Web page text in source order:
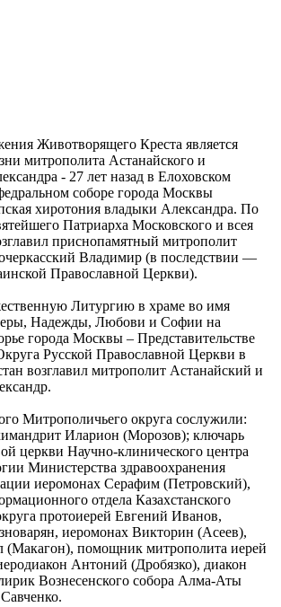
Животворящего Креста является
митрополита Астанайского и
- 27 лет назад в Елоховском
соборе города Москвы
хиротония владыки Александра. По
Патриарха Московского и всея
приснопамятный митрополит
Владимир (в последствии —
Православной Церкви).
Литургию в храме во имя
Надежды, Любови и Софии на
города Москвы – Представительстве
Русской Православной Церкви в
возглавил митрополит Астанайский и
Митрополичьего округа сослужили:
Иларион (Морозов); ключарь
церкви Научно-клинического центра
Министерства здравоохранения
иеромонах Серафим (Петровский),
отдела Казахстанского
протоиерей Евгений Иванов,
иеромонах Викторин (Асеев),
(Макагон), помощник митрополита иерей
Антоний (Дробязко), диакон
Вознесенского собора Алма-Аты